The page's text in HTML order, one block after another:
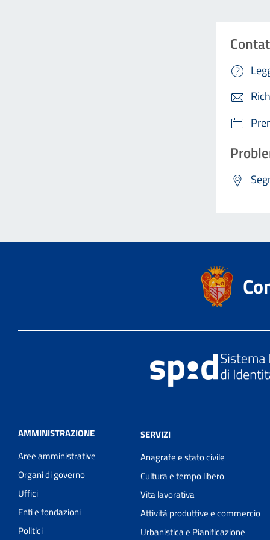
AMMINISTRAZIONE
Aree amministrative
Organi di governo
Uffici
Enti e fondazioni
Politici
SERVIZI
Anagrafe e stato civile
Cultura e tempo libero
Vita lavorativa
Attività produttive e commercio
Urbanistica e Pianificazione